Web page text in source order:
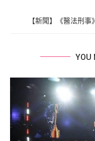
【新聞】《醫法刑
YOU